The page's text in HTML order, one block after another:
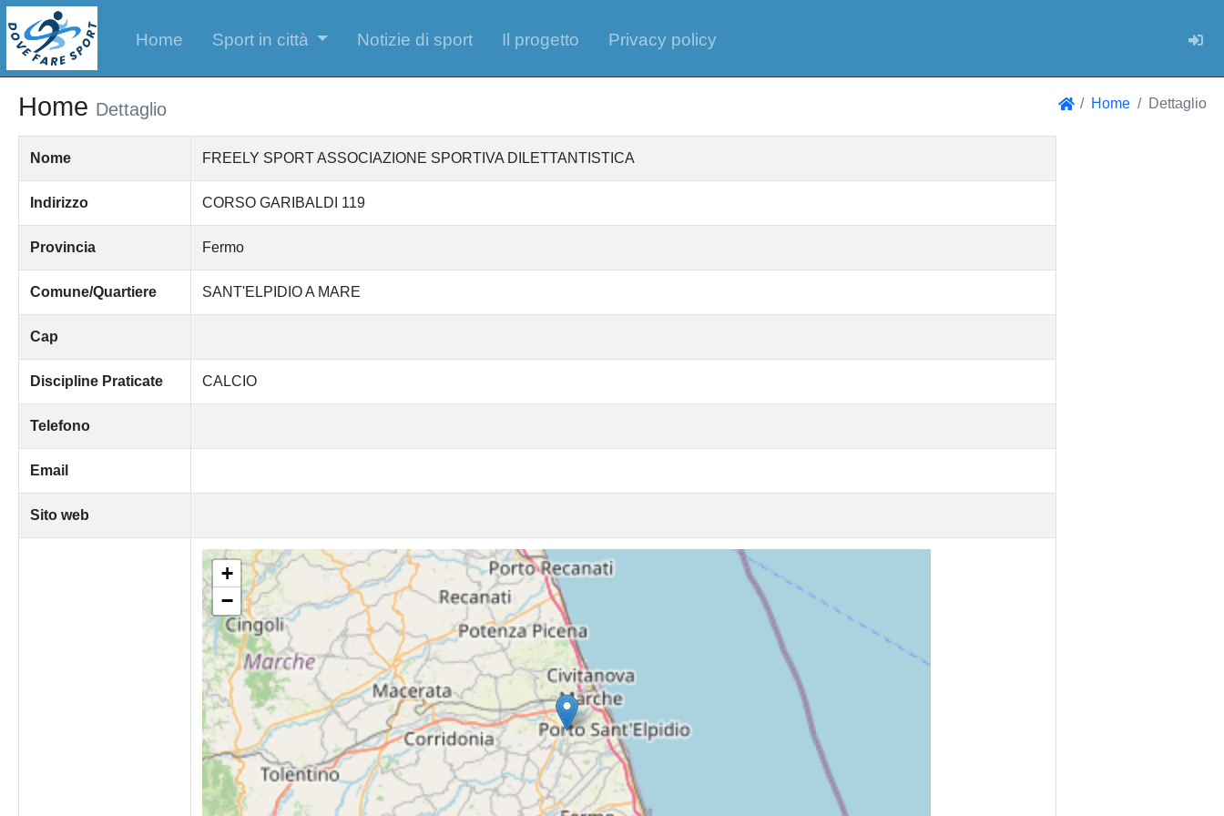
Home Sport in città Notizie di sport Il progetto Privacy policy
Home Dettaglio Home Dettaglio
Nome FREELY SPORT ASSOCIAZIONE SPORTIVA DILETTANTISTICA
Indirizzo CORSO GARIBALDI 119
Provincia Fermo
Comune/Quartiere SANT'ELPIDIO A MARE
Cap
Discipline Praticate CALCIO
Telefono
Email
Sito web
+
−